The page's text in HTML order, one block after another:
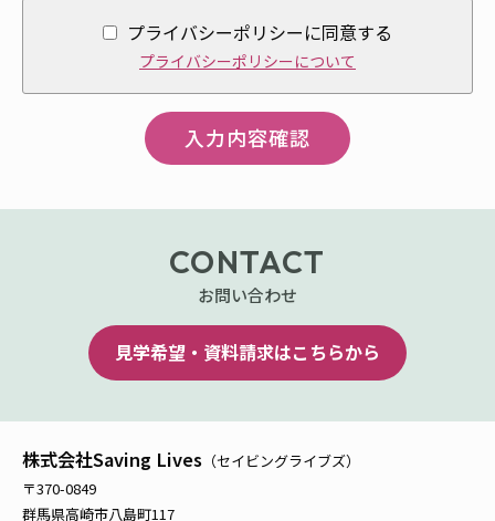
プライバシーポリシーに同意する
プライバシーポリシーについて
CONTACT
お問い合わせ
見学希望・資料請求はこちらから
株式会社Saving Lives （セイビングライブズ）
〒370-0849
群馬県高崎市八島町117